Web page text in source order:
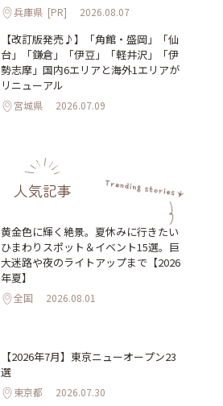
兵庫県 [PR] 2026.08.07
【改訂版発売♪】「角館・盛岡」「仙
台」「鎌倉」「伊豆」「軽井沢」「伊
勢志摩」国内6エリアと海外1エリアが
リニューアル
宮城県 2026.07.09
人気記事
黄金色に輝く絶景。夏休みに行きたい
ひまわりスポット＆イベント15選。巨
大迷路や夜のライトアップまで【2026
年夏】
全国 2026.08.01
【2026年7月】東京ニューオープン23
選
東京都 2026.07.30